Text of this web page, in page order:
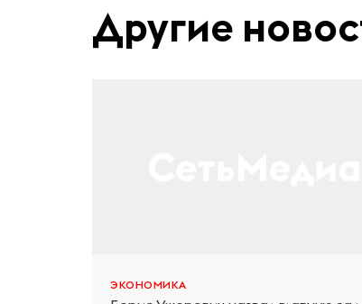
Другие
ЭКОНОМИКА